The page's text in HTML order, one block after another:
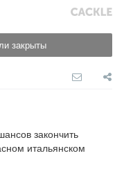
закрыты
закончить
итальянском